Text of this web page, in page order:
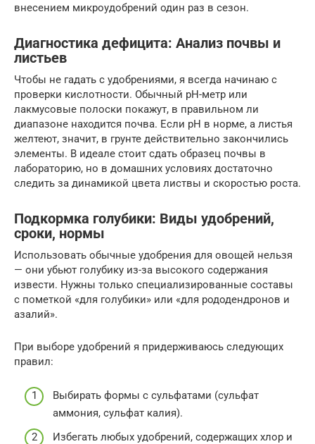
внесением микроудобрений один раз в сезон.
Диагностика дефицита: Анализ почвы и
листьев
Чтобы не гадать с удобрениями, я всегда начинаю с
проверки кислотности. Обычный pH-метр или
лакмусовые полоски покажут, в правильном ли
диапазоне находится почва. Если pH в норме, а листья
желтеют, значит, в грунте действительно закончились
элементы. В идеале стоит сдать образец почвы в
лабораторию, но в домашних условиях достаточно
следить за динамикой цвета листвы и скоростью роста.
Подкормка голубики: Виды удобрений,
сроки, нормы
Использовать обычные удобрения для овощей нельзя
— они убьют голубику из-за высокого содержания
извести. Нужны только специализированные составы
с пометкой «для голубики» или «для рододендронов и
азалий».
При выборе удобрений я придерживаюсь следующих
правил:
Выбирать формы с сульфатами (сульфат
аммония, сульфат калия).
Избегать любых удобрений, содержащих хлор и